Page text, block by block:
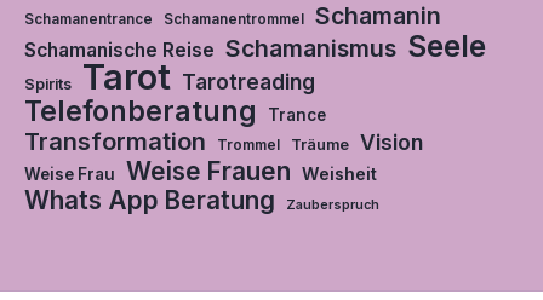
Schamanentrance
Schamanentrommel Schamanin
Schamanische Reise Schamanismus Seele
Spirits Tarot Tarotreading
Telefonberatung Trance
Transformation Trommel Träume Vision
Weise Frau Weise Frauen Weisheit
Whats App Beratung Zauberspruch